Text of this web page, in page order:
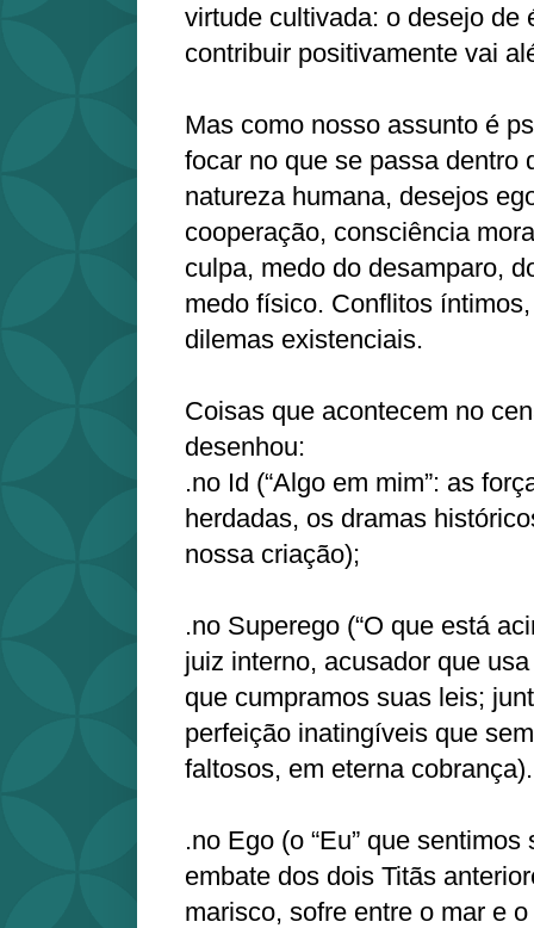
virtude cultivada: o desejo de
contribuir positivamente vai
Mas como nosso assunto é
focar no que se passa dentro
natureza humana, desejos
cooperação, consciência
culpa, medo do desamparo,
medo físico. Conflitos
dilemas existenciais.
Coisas que acontecem no
desenhou:
.no Id (“Algo em mim”: as
herdadas, os dramas
nossa criação);
.no Superego (“O que está
juiz interno, acusador que
que cumpramos suas leis;
perfeição inatingíveis que
faltosos, em eterna cobrança).
.no Ego (o “Eu” que
embate dos dois Titãs
marisco, sofre entre o mar e